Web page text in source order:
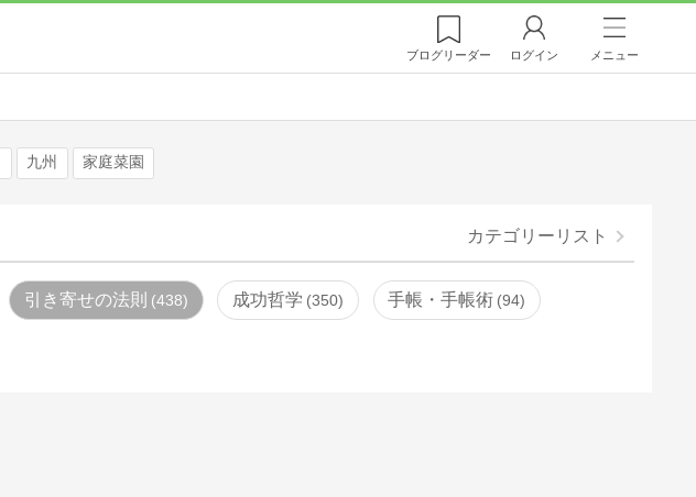
ブログリーダー ログイン メニュー
九州 家庭菜園
カテゴリーリスト
引き寄せの法則 438 成功哲学 350 手帳・手帳術 94